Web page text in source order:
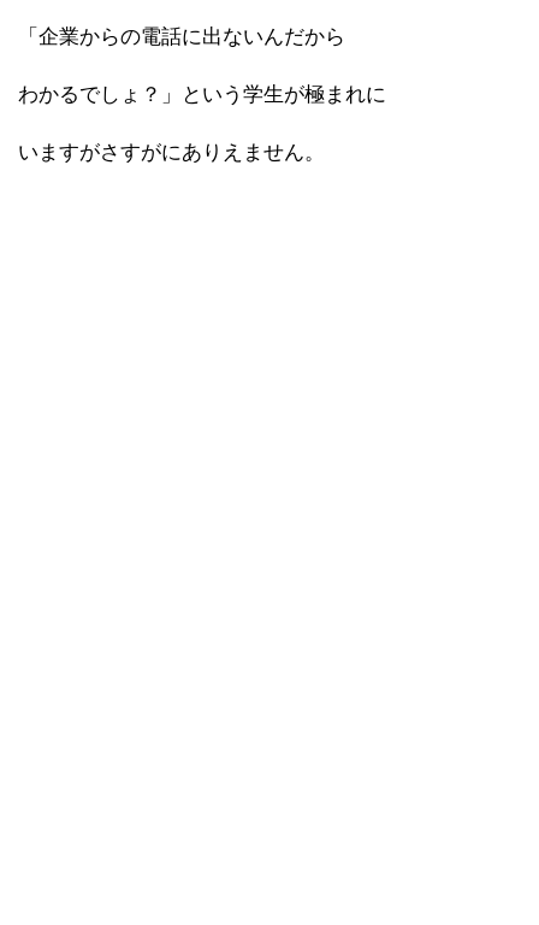
「企業からの電話に出ないんだから
わかるでしょ？」という学生が極まれに
いますがさすがにありえません。